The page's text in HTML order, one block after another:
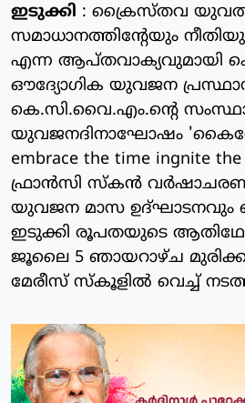
ഇടുക്കി : ക്രൈസ്തവ
സമാധാനത്തിന്റേയും
എന്ന ആപ്തവാക്യവുമായി
ഔദ്യോഗിക യുവജന
കെ.സി.വൈ.എം.ന്റെ
യുവജനദിനാഘോഷം
embrace the time ingnite
ഫ്രാൻസി സ്കൻ
യുവജന മാസ ഉദ്ഘാടനവും
ഇടുക്കി രൂപതയുടെ
ജൂലൈ 5 ഞായറാഴ്ച
മേരീസ് സ്കൂളിൽ വെച്ച്